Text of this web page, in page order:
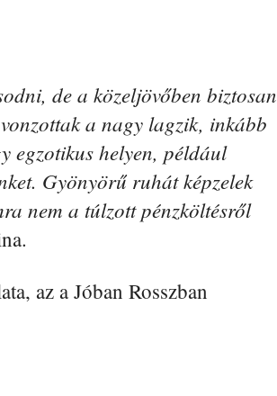
de a közeljövőben biztosan
a nagy lagzik, inkább
egzotikus helyen, például
Gyönyörű ruhát képzelek
nem a túlzott pénzköltésről
az a Jóban Rosszban